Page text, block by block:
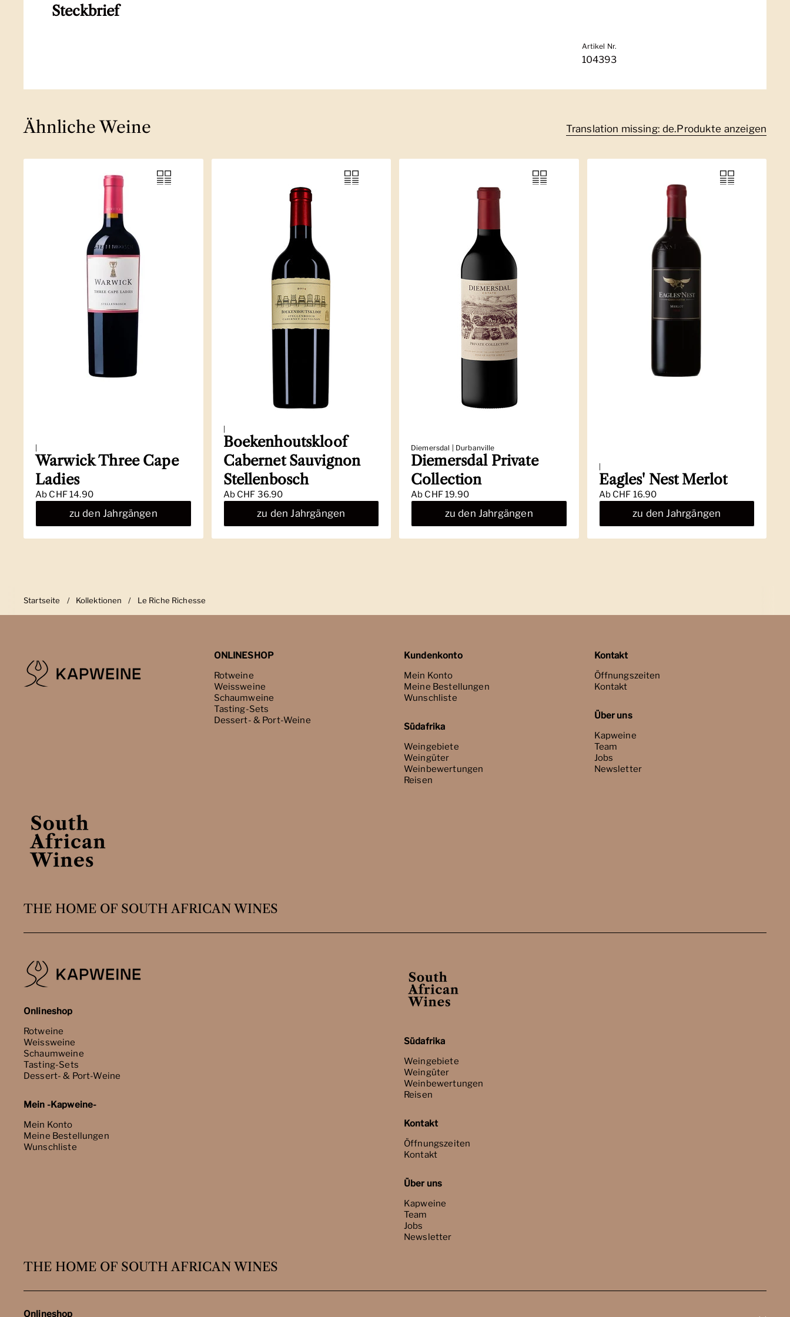
Steckbrief
Artikel Nr.
104393
Ähnliche Weine Translation missing: de.Produkte anzeigen
Warwick Three Cape
Ladies
Ab CHF 14.90
zu den Jahrgängen
Boekenhoutskloof
Cabernet Sauvignon
Stellenbosch
Ab CHF 36.90
zu den Jahrgängen
Diemersdal | Durbanville
Diemersdal Private
Collection
Ab CHF 19.90
zu den Jahrgängen
Eagles' Nest Merlot
Ab CHF 16.90
zu den Jahrgängen
Startseite / Kollektionen / Le Riche Richesse
ONLINESHOP
Rotweine
Weissweine
Schaumweine
Tasting-Sets
Dessert- & Port-Weine
Kundenkonto
Mein Konto
Meine Bestellungen
Wunschliste
Südafrika
Weingebiete
Weingüter
Weinbewertungen
Reisen
Kontakt
Öffnungszeiten
Kontakt
Über uns
Kapweine
Team
Jobs
Newsletter
THE HOME OF SOUTH AFRICAN WINES
Onlineshop
Rotweine
Weissweine
Schaumweine
Tasting-Sets
Dessert- & Port-Weine
Mein -Kapweine-
Mein Konto
Meine Bestellungen
Wunschliste
Südafrika
Weingebiete
Weingüter
Weinbewertungen
Reisen
Kontakt
Öffnungszeiten
Kontakt
Über uns
Kapweine
Team
Jobs
Newsletter
THE HOME OF SOUTH AFRICAN WINES
Onlineshop